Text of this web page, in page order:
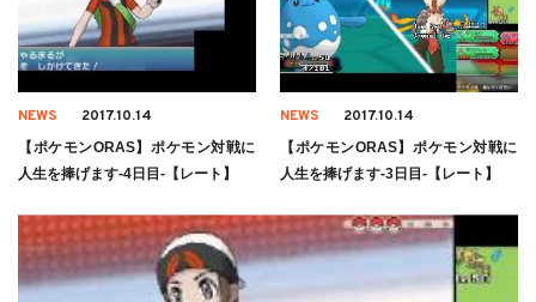
NEWS 2017.10.14
【ポケモンORAS】ポケモン対戦に
人生を捧げます-4日目-【レート】
NEWS 2017.10.14
【ポケモンORAS】ポケモン対戦に
人生を捧げます-3日目-【レート】